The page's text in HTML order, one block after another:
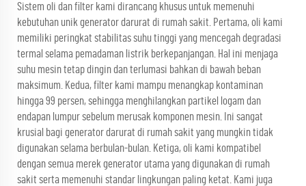
Sistem oli dan filter kami dirancang khusus untuk memenuhi
kebutuhan unik generator darurat di rumah sakit. Pertama, oli kami
memiliki peringkat stabilitas suhu tinggi yang mencegah degradasi
termal selama pemadaman listrik berkepanjangan. Hal ini menjaga
suhu mesin tetap dingin dan terlumasi bahkan di bawah beban
maksimum. Kedua, filter kami mampu menangkap kontaminan
hingga 99 persen, sehingga menghilangkan partikel logam dan
endapan lumpur sebelum merusak komponen mesin. Ini sangat
krusial bagi generator darurat di rumah sakit yang mungkin tidak
digunakan selama berbulan-bulan. Ketiga, oli kami kompatibel
dengan semua merek generator utama yang digunakan di rumah
sakit serta memenuhi standar lingkungan paling ketat. Kami juga